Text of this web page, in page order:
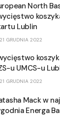
North
Lublin
GRUDNIA 2022
u UMCS-u
GRUDNIA 2022
Mack w
Energa